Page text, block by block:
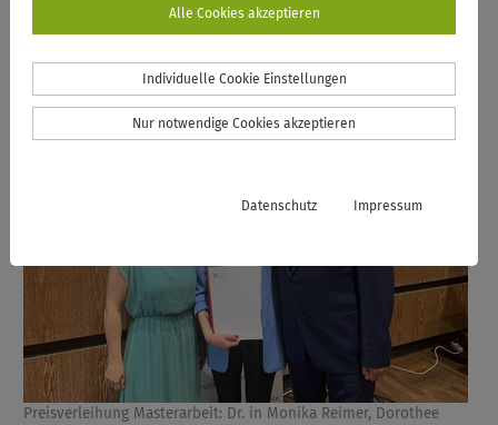
Alle Cookies akzeptieren
Individuelle Cookie Einstellungen
Nur notwendige Cookies akzeptieren
Datenschutz Impressum
Forschung in der Lehre
Preisverleihung Masterarbeit: Dr. in Monika Reimer, Dorothee